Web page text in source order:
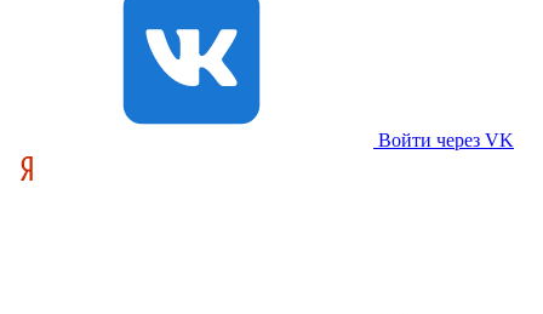
Войти через VK